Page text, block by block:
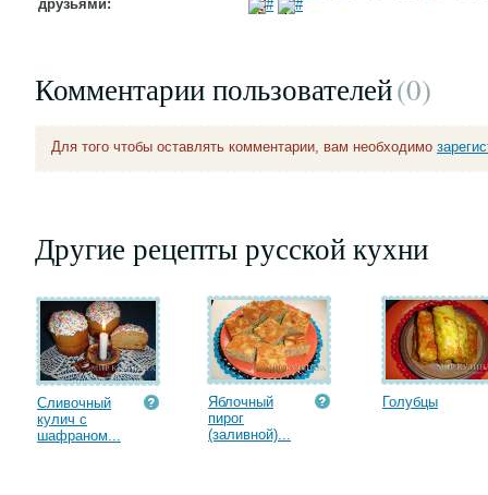
друзьями:
Комментарии пользователей(0)
Для того чтобы оставлять комментарии, вам необходимо
Другие рецепты русской кухни
Сливочный
кулич с
шафраном...
Яблочный
пирог
(заливной)...
Голубцы